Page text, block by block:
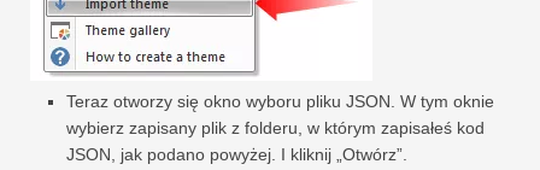
Teraz otworzy się okno wyboru pliku JSON. W tym oknie
wybierz zapisany plik z folderu, w którym zapisałeś kod
JSON, jak podano powyżej. I kliknij „Otwórz”.